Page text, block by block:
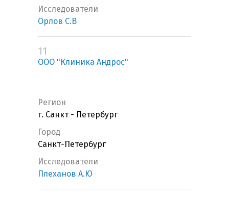
Исследователи
Орлов С.В
11
ООО "Клиника Андрос"
Регион
г. Санкт - Петербург
Город
Санкт-Петербург
Исследователи
Плеханов А.Ю